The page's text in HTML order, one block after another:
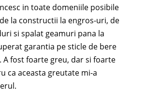
in toate domeniile posibile
la constructii la engros-uri, de
si spalat geamuri pana la
garantia pe sticle de bere
A fost foarte greu, dar si foarte
ca aceasta greutate mi-a